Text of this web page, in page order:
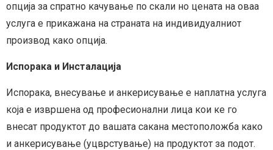
опција за спратно качување по скали но цената на оваа
услуга е прикажана на страната на индивидуалниот
производ како опција.
Испорака и Инсталација
Испорака, внесување и анкерисување е наплатна услуга
која е извршена од професионални лица кои ке го
внесат продуктот до вашата сакана местоположба како
и анкерисување (уцврстување) на продуктот за подот.